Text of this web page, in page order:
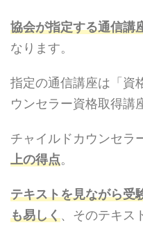
協会が指定する通信講
なります。
指定の通信講座は「資
ウンセラー資格取得講
チャイルドカウンセラ
上の得点。
テキストを見ながら受
も易しく、そのテキス